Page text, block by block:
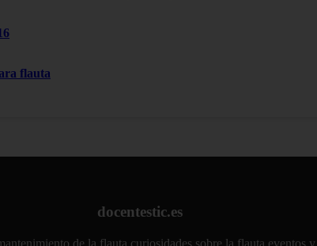
flauta
docentestic.es
de la flauta curiosidades sobre la flauta eventos